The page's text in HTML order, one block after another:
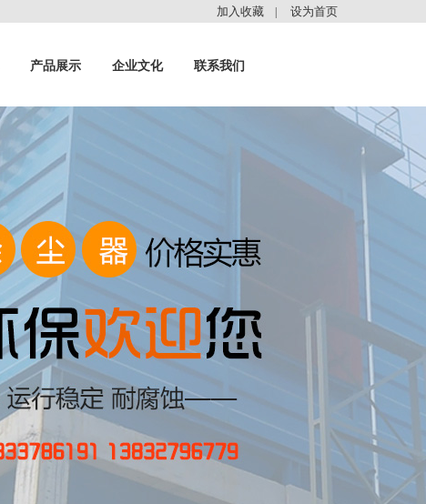
加入收藏 设为首页
产品展示 企业文化 联系我们